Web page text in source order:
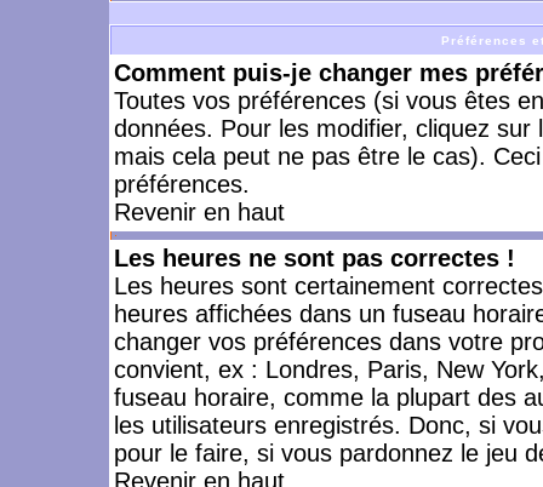
Préférences
Comment puis-je changer mes
Toutes vos préférences (si vous êtes
données. Pour les modifier, cliquez sur
mais cela peut ne pas être le cas).
préférences.
Revenir en haut
Les heures ne sont pas correctes !
Les heures sont certainement
heures affichées dans un fuseau
changer vos préférences dans votre
convient, ex : Londres, Paris, New
fuseau horaire, comme la plupart des
les utilisateurs enregistrés. Donc, si
pour le faire, si vous pardonnez le jeu
Revenir en haut